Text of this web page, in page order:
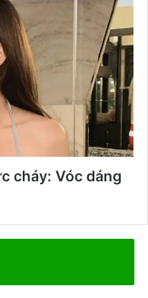
cháy: Vóc dáng